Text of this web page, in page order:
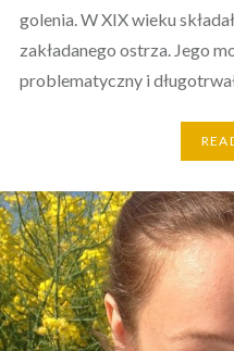
golenia. W XIX wieku
zakładanego ostrza. Jego
problematyczny i